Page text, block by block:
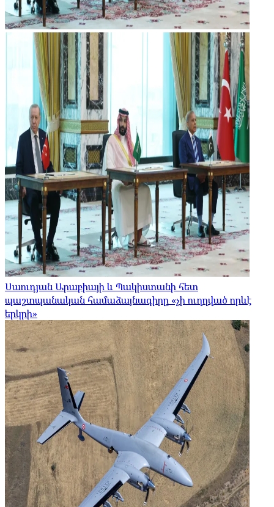
Սաուդյան Արաբիայի և Պակիստանի հետ
պաշտպանական համաձայնագիրը «չի ուղղված որևէ
երկրի»